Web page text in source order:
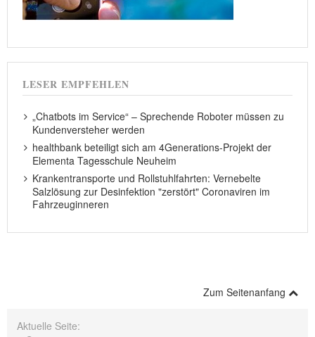
LESER EMPFEHLEN
„Chatbots im Service“ – Sprechende Roboter müssen zu
Kundenversteher werden
healthbank beteiligt sich am 4Generations-Projekt der
Elementa Tagesschule Neuheim
Krankentransporte und Rollstuhlfahrten: Vernebelte
Salzlösung zur Desinfektion "zerstört" Coronaviren im
Fahrzeuginneren
Zum Seitenanfang
Aktuelle Seite: